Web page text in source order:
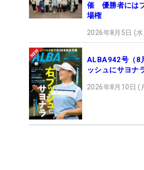
催 優勝者には
場権
2026年8月5日 (
ALBA942号（8
ッシュにサヨナ
2026年8月10日 (